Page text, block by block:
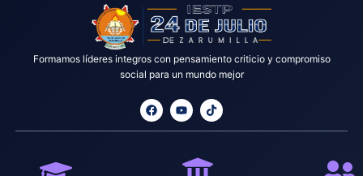
Formamos líderes integros con pensamiento criticio y compromiso
social para un mundo mejor
F
a
Y
o
b
T
i
k